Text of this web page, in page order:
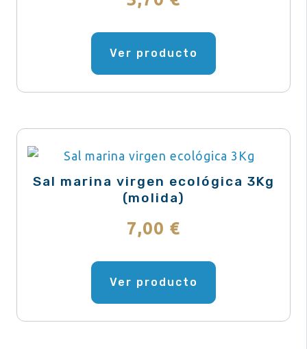
producto
Ver producto
Sal marina virgen ecológica 3Kg
(molida)
7,00 €
Ver producto